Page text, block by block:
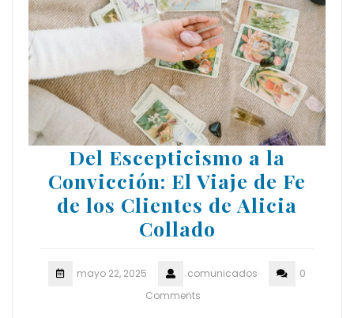
Del Escepticismo a la
Convicción: El Viaje de Fe
de los Clientes de Alicia
Collado
mayo 22, 2025 comunicados
0
Comments